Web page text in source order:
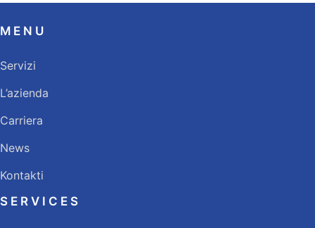
MENU
Servizi
L’azienda
Carriera
News
Kontakti
SERVICES